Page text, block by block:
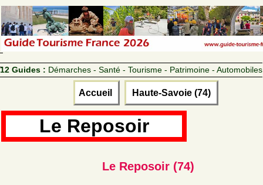
12 Guides : Démarches - Santé - Tourisme - Patrimoine - Automobiles
Accueil Haute-Savoie (74)
Le Reposoir
Le Reposoir (74)